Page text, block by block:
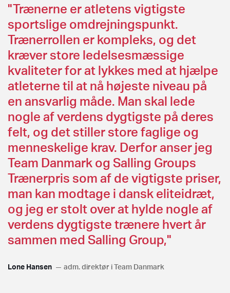
"Trænerne er atletens vigtigste
sportslige omdrejningspunkt.
Trænerrollen er kompleks, og det
kræver store ledelsesmæssige
kvaliteter for at lykkes med at hjælpe
atleterne til at nå højeste niveau på
en ansvarlig måde. Man skal lede
nogle af verdens dygtigste på deres
felt, og det stiller store faglige og
menneskelige krav. Derfor anser jeg
Team Danmark og Salling Groups
Trænerpris som af de vigtigste priser,
man kan modtage i dansk eliteidræt,
og jeg er stolt over at hylde nogle af
verdens dygtigste trænere hvert år
sammen med Salling Group,"
Lone Hansen adm. direktør i Team Danmark